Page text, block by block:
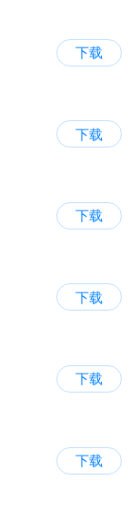
下载
下载
下载
下载
下载
下载